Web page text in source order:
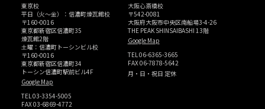
東京校
平日（火～金）：信濃町煉瓦館校
〒160-0016
東京都新宿区信濃町35
煉瓦館2階
土曜：信濃町トーシンビル校
〒160-0016
東京都新宿区信濃町34
トーシン信濃町駅前ビル4F
Google Map
TEL 03-3354-5005
FAX 03-6869-4772
大阪心斎橋校
〒542-0081
大阪府大阪市中央区南船場3-4-26
THE PEAK SHINSAIBASHI 13階
Google Map
TEL 06-6365-3665
FAX 06-7878-5642
月・日・祝日 定休